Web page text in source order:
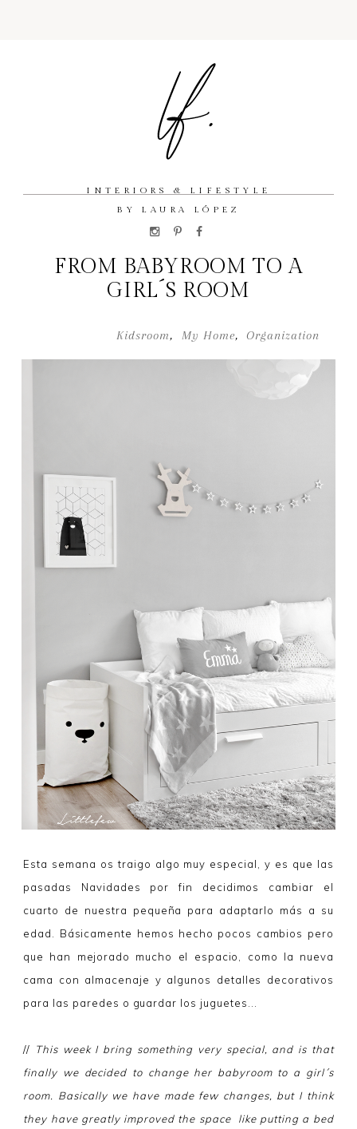
INTERIORS & LIFESTYLE
BY LAURA LÓPEZ
FROM BABYROOM TO A
GIRL´S ROOM
Kidsroom, My Home,Organization
Esta semana os traigo algo muy especial, y es que las
pasadas Navidades por fin decidimos cambiar el
cuarto de nuestra pequeña para adaptarlo más a su
edad. Básicamente hemos hecho pocos cambios pero
que han mejorado mucho el espacio, como la nueva
cama con almacenaje y algunos detalles decorativos
para las paredes o guardar los juguetes...
// This week I bring something very special, and is that
finally we decided to change her babyroom to a girl´s
room. Basically we have made few changes, but I think
they have greatly improved the space like putting a bed